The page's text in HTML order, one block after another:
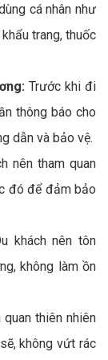
cá nhân như
trang, thuốc
Trước khi đi
thông báo cho
dẫn và bảo vệ.
nên tham quan
đó để đảm bảo
khách nên tôn
không làm ồn
thiên nhiên
không vứt rác